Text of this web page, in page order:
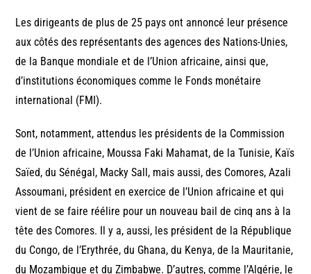
Les dirigeants de plus de 25 pays ont annoncé leur présence
aux côtés des représentants des agences des Nations-Unies,
de la Banque mondiale et de l’Union africaine, ainsi que,
d’institutions économiques comme le Fonds monétaire
international (FMI).
Sont, notamment, attendus les présidents de la Commission
de l’Union africaine, Moussa Faki Mahamat, de la Tunisie, Kaïs
Saïed, du Sénégal, Macky Sall, mais aussi, des Comores, Azali
Assoumani, président en exercice de l’Union africaine et qui
vient de se faire réélire pour un nouveau bail de cinq ans à la
tête des Comores. Il y a, aussi, les président de la République
du Congo, de l’Erythrée, du Ghana, du Kenya, de la Mauritanie,
du Mozambique et du Zimbabwe. D’autres, comme l’Algérie, le